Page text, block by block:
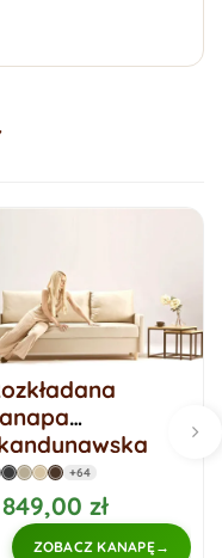
+64
zł
ZOBACZ KANAPĘ